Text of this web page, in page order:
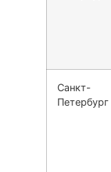
Санкт-
Петербург